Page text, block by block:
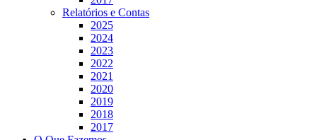
Relatórios e Contas
2025
2024
2023
2022
2021
2020
2019
2018
2017